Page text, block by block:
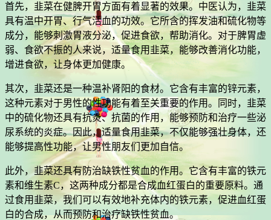
首先，韭菜在健脾开胃方面有着显著的效果。中医认为，韭菜
具有温中开胃、行气活血的功效。它所含的挥发油和硫化物等
成分，能够刺激胃液分泌，促进食欲，帮助消化。对于脾胃虚
弱、食欲不振的人来说，适量食用韭菜，能够改善消化功能，
增进食欲，让身体更加健康。
其次，韭菜还是一种温补肾阳的食材。它含有丰富的锌元素，
这种元素对于男性的性功能有着至关重要的作用。同时，韭菜
中的硫化物还具有抗炎、抗菌的作用，能够预防和治疗一些泌
尿系统的炎症。因此，适量食用韭菜，不仅能够强壮身体，还
能够提高性功能，让男性朋友们更加自信。
此外，韭菜还具有防治缺铁性贫血的作用。它含有丰富的铁元
素和维生素C，这两种成分都是合成血红蛋白的重要原料。通
过食用韭菜，我们可以有效地补充体内的铁元素，促进血红蛋
白的合成，从而预防和治疗缺铁性贫血。